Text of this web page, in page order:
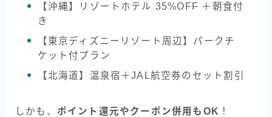
【沖縄】リゾートホテル 35%OFF ＋朝食付
き
【東京ディズニーリゾート周辺】パークチ
ケット付プラン
【北海道】温泉宿＋JAL航空券のセット割引
しかも、 ポイント還元やクーポン併用もOK ！